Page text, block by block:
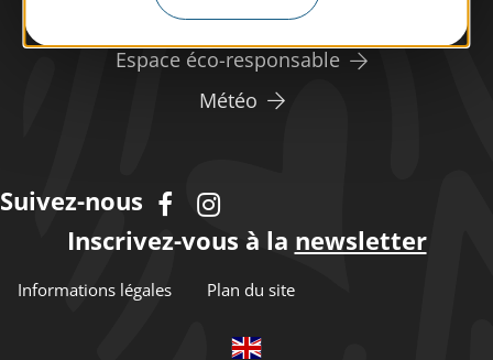
Tourisme handicap
Espace éco-responsable
Météo
Suivez-nous
Inscrivez-vous à la newsletter
Informations légales Plan du site